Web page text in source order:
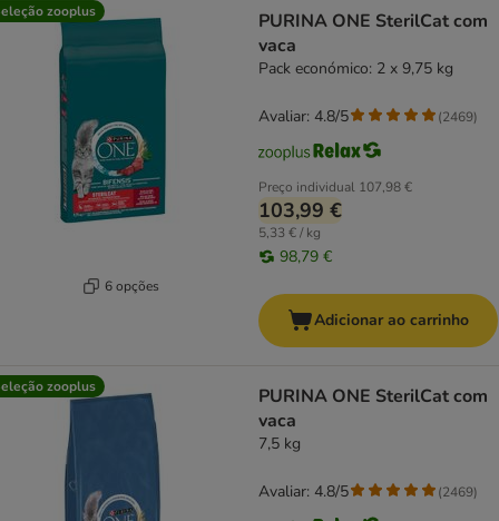
zooplus
6 opções
PURINA ONE SterilCat com
vaca
Pack económico: 2 x 9,75 kg
Preço individual 107,98 €
103,99 €
5,33 € / kg
98,79 €
Avaliar: 4.8/5 (2469)
Adicionar ao carrinho
zooplus
PURINA ONE SterilCat com
vaca
7,5 kg
Avaliar: 4.8/5 (2469)